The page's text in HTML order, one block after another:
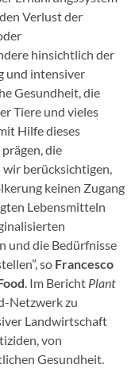
Verlust der
hinsichtlich der
und intensiver
Gesundheit, die
Tiere und vieles
Hilfe dieses
die
berücksichtigen,
keinen Zugang
Lebensmitteln
und die Bedürfnisse
so Francesco
. Im Bericht Plant
Netzwerk zu
Landwirtschaft
von
Gesundheit.